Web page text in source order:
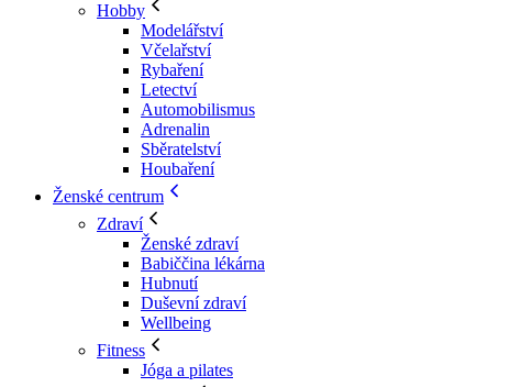
Hobby
Modelářství
Včelařství
Rybaření
Letectví
Automobilismus
Adrenalin
Sběratelství
Houbaření
Ženské centrum
Zdraví
Ženské zdraví
Babiččina lékárna
Hubnutí
Duševní zdraví
Wellbeing
Fitness
Jóga a pilates